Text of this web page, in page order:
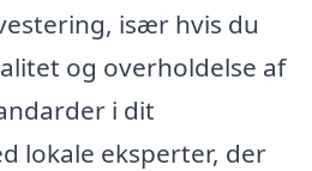
især hvis du
og overholdelse af
i dit
lokale eksperter, der